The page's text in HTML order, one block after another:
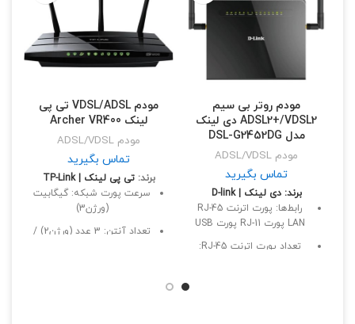
مودم روتر بی سیم
ADSL2+/VDSL2 دی لینک
مدل DSL-G2452DG
مودم ADSL/VDSL
تماس بگیرید
برند: دی لینک | D-link
رابط‌‌ها: پورت اترنت RJ-45
LAN پورت RJ-11 پورت USB
تعداد پورت اترنت RJ-45:
مودم VDSL/ADSL تی پی
لینک Archer VR400
مودم ADSL/VDSL
تماس بگیرید
برند:تی‌ پی لینک | TP-Link
سرعت پورت شبکه: گیگابیت
(ورژن3)
تعداد آنتن: 3 عدد (ورژن2) /